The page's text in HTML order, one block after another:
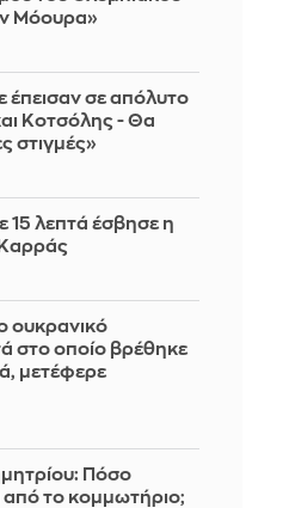
Μόουρα»
έπεισαν σε απόλυτο
Κοτσόλης - Θα
στιγμές»
15 λεπτά έσβησε η
ουκρανικό
στο οποίο βρέθηκε
μετέφερε
Πόσο
από το κομμωτήριο;